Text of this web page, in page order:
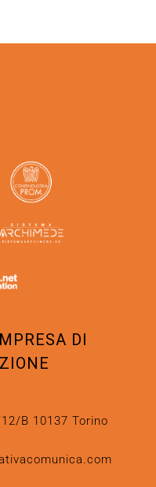
DI
B 10137 Torino